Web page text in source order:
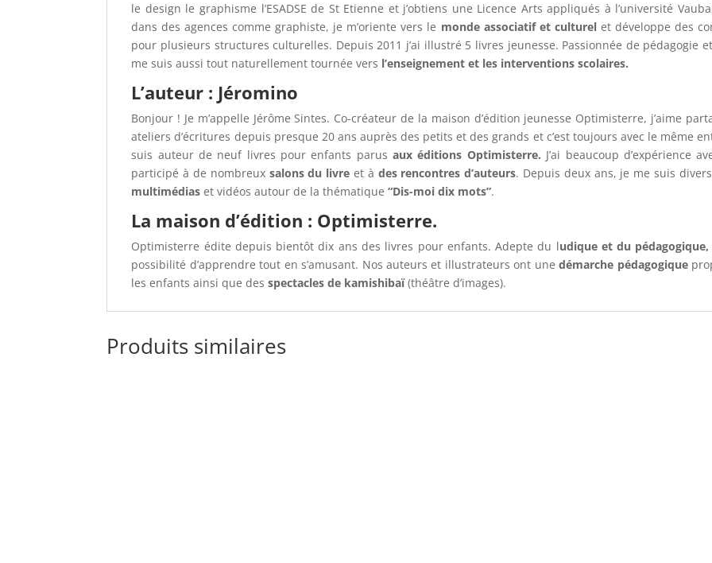
le design le graphisme l’ESADSE de St Etienne et j’obtiens une Licence Arts appliqués à l’université
dans des agences comme graphiste, je m’oriente vers le monde associatif et culturelet développe des
pour plusieurs structures culturelles. Depuis 2011 j’ai illustré 5 livres jeunesse. Passionnée de pédagogie
me suis aussi tout naturellement tournée vers l’enseignement et les interventions scolaires.
L’auteur : Jéromino
Bonjour ! Je m’appelle Jérôme Sintes. Co-créateur de la maison d’édition jeunesse Optimisterre, j’aime
ateliers d’écritures depuis presque 20 ans auprès des petits et des grands et c’est toujours avec le même
suis auteur de neuf livres pour enfants parusaux éditions Optimisterre. J’ai beaucoup d’expérience
participé à de nombreux salons du livre et à des rencontres d’auteurs. Depuis deux ans, je me suis
multimédias et vidéos autour de la thématique“Dis-moi dix mots”.
La maison d’édition : Optimisterre.
Optimisterre édite depuis bientôt dix ans des livres pour enfants. Adepte du ludique et du pédagogique,
possibilité d’apprendre tout en s’amusant. Nos auteurs et illustrateurs ont unedémarche pédagogique
les enfants ainsi que desspectacles de kamishibaï(théâtre d’images).
Produits similaires